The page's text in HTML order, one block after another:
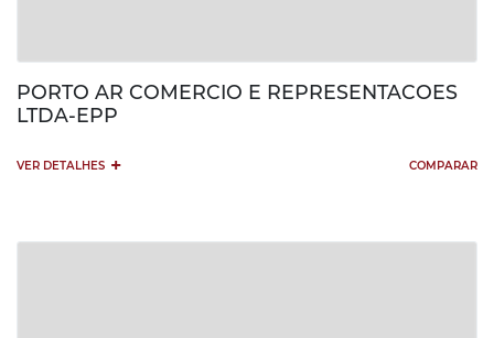
PORTO AR COMERCIO E REPRESENTACOES
LTDA-EPP
VER DETALHES + COMPARAR